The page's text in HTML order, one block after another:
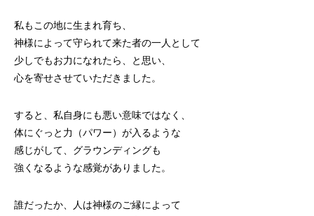
私もこの地に生まれ育ち、
神様によって守られて来た者の一人として
少しでもお力になれたら、と思い、
心を寄せさせていただきました。
すると、私自身にも悪い意味ではなく、
体にぐっと力（パワー）が入るような
感じがして、グラウンディングも
強くなるような感覚がありました。
誰だったか、人は神様のご縁によって